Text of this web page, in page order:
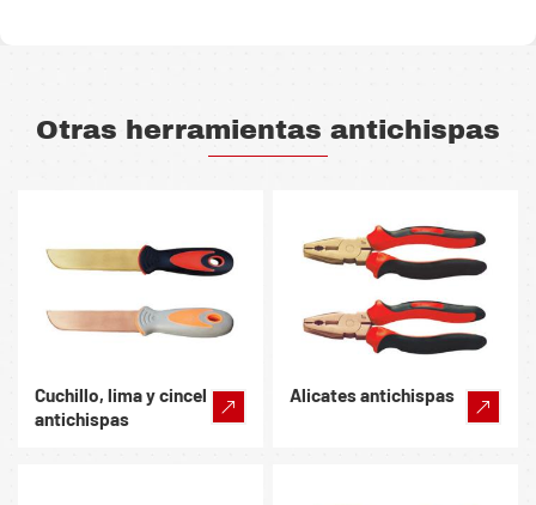
Otras herramientas antichispas
Cuchillo, lima y cincel
antichispas
Alicates antichispas